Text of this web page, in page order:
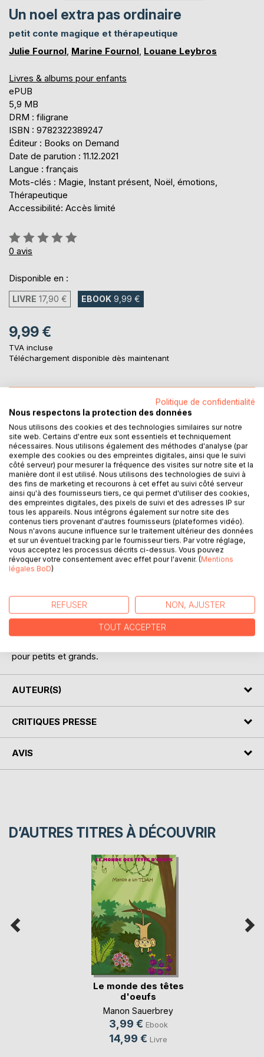
Un noel extra pas ordinaire
petit conte magique et thérapeutique
Julie Fournol, Marine Fournol, Louane Leybros
Livres & albums pour enfants
ePUB
5,9 MB
DRM : filigrane
ISBN : 9782322389247
Éditeur : Books on Demand
Date de parution : 11.12.2021
Langue : français
Mots-clés : Magie, Instant présent, Noël, émotions,
Thérapeutique
Accessibilité: Accès limité
Évaluation:
0%
0 avis
Disponible en :
LIVRE 17,90 € EBOOK 9,99 €
9,99 €
TVA incluse
Téléchargement disponible dès maintenant
AJOUTER AU PANIER
Ajouter à ma liste d'envies
Laisser un avis
DESCRIPTION
En ces périodes de retour à l'essentiel, nous proposons un
malmenés par leurs émotions...
Baignés dans la magie de Noël, nos personnages vivent
leurs ressentis en pleine conscience et trouvent des
solutions pour mieux vivre leurs aventures sensorielles.
pour petits et grands.
AUTEUR(S)
CRITIQUES PRESSE
AVIS
D’AUTRES TITRES À DÉCOUVRIR
Le monde des têtes
d'oeufs
Manon Sauerbrey
3,99 € Ebook
14,99 € Livre
Politique de confidentialité
Nous respectons la protection des données
Nous utilisons des cookies et des technologies similaires sur notre
site web. Certains d'entre eux sont essentiels et techniquement
nécessaires. Nous utilisons également des méthodes d'analyse (par
exemple des cookies ou des empreintes digitales, ainsi que le suivi
côté serveur) pour mesurer la fréquence des visites sur notre site et la
manière dont il est utilisé. Nous utilisons des technologies de suivi à
des fins de marketing et recourons à cet effet au suivi côté serveur
ainsi qu'à des fournisseurs tiers, ce qui permet d'utiliser des cookies,
des empreintes digitales, des pixels de suivi et des adresses IP sur
tous les appareils. Nous intégrons également sur notre site des
contenus tiers provenant d'autres fournisseurs (plateformes vidéo).
Nous n'avons aucune influence sur le traitement ultérieur des données
et sur un éventuel tracking par le fournisseur tiers. Par votre réglage,
vous acceptez les processus décrits ci-dessus. Vous pouvez
révoquer votre consentement avec effet pour l'avenir. (Mentions
légales BoD)
REFUSER NON, AJUSTER
TOUT ACCEPTER